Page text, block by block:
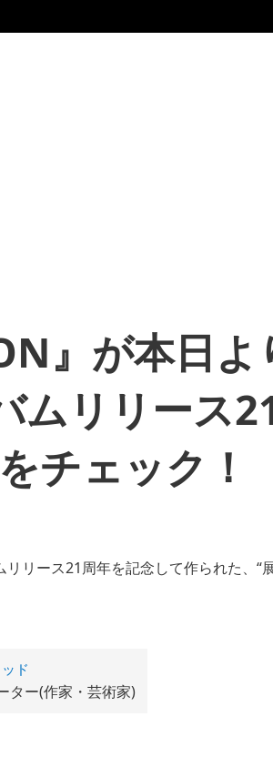
』が本日よ
リリース
チェック！
ド
ター(作家・芸術家)